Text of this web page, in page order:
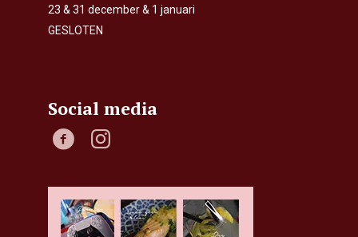
23 & 31 december & 1 januari
GESLOTEN
Social media